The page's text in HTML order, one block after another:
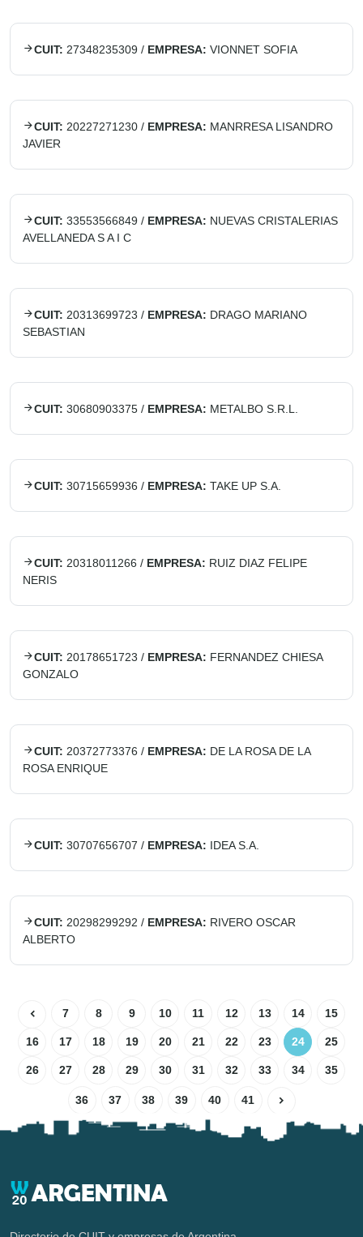
CUIT: 27348235309 / EMPRESA: VIONNET SOFIA
CUIT: 20227271230 / EMPRESA: MANRRESA LISANDRO
JAVIER
CUIT: 33553566849 / EMPRESA: NUEVAS CRISTALERIAS
AVELLANEDA S A I C
CUIT: 20313699723 / EMPRESA: DRAGO MARIANO
SEBASTIAN
CUIT: 30680903375 / EMPRESA: METALBO S.R.L.
CUIT: 30715659936 / EMPRESA: TAKE UP S.A.
CUIT: 20318011266 / EMPRESA: RUIZ DIAZ FELIPE
NERIS
CUIT: 20178651723 / EMPRESA: FERNANDEZ CHIESA
GONZALO
CUIT: 20372773376 / EMPRESA: DE LA ROSA DE LA
ROSA ENRIQUE
CUIT: 30707656707 / EMPRESA: IDEA S.A.
CUIT: 20298299292 / EMPRESA: RIVERO OSCAR
ALBERTO
7 8 9 10 11 12 13 14 15
16 17 18 19 20 21 22 23 24 25
26 27 28 29 30 31 32 33 34 35
36 37 38 39 40 41